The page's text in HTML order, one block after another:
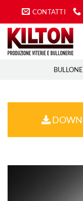
contenuti
CONTATTI